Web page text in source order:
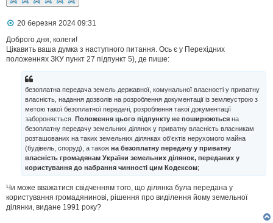
П
в
і
д
20 березня 2024 09:31
Доброго дня, колеги!
Цікавить ваша думка з наступного питання. Ось є у Перехідних
положеннях ЗКУ пункт 27 підпункт 5), де пише:
безоплатна передача земель державної, комунальної власності у приватну
власність, надання дозволів на розроблення документації із землеустрою з
метою такої безоплатної передачі, розроблення такої документації
забороняється. Положення цього підпункту не поширюються на
безоплатну передачу земельних ділянок у приватну власність власникам
розташованих на таких земельних ділянках об’єктів нерухомого майна
(будівель, споруд), а також на безоплатну передачу у приватну
власність громадянам України земельних ділянок, переданих у
користування до набрання чинності цим Кодексом;
Чи може вважатися свідченням того, що ділянка була передана у
користування громадянинові, рішення про виділення йому земельної
ділянки, видане 1991 року?